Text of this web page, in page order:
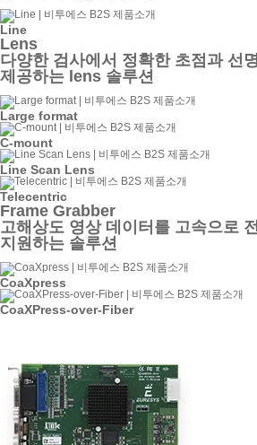
Line
Lens
다양한 검사에서 정확한 초점과 선
제공하는 lens 솔루션
Large format
C-mount
Line Scan Lens
Telecentric
Frame Grabber
고해상도 영상 데이터를 고속으로
지원하는 솔루션
CoaXpress
CoaXPress-over-Fiber